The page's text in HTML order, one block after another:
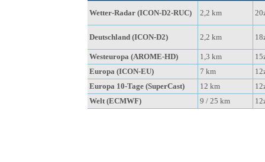
Wetter-Radar (ICON-D2-RUC) 2,2 km
Deutschland (ICON-D2) 2,2 km
Westeuropa (AROME-HD) 1,3 km
Europa (ICON-EU)
7 km
Europa 10-Tage (SuperCast)
12 km
Welt (ECMWF)
9 / 25 km